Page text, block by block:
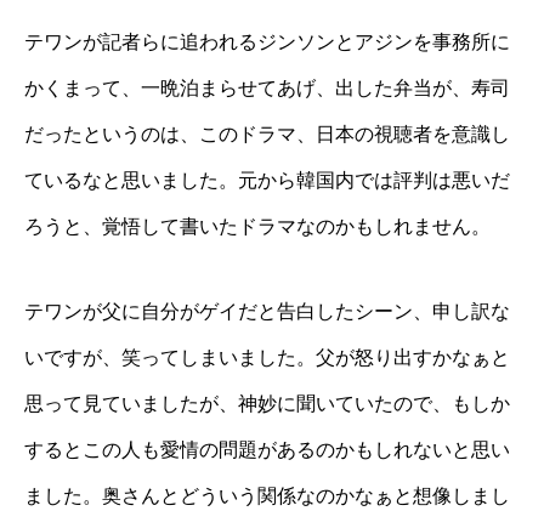
テワンが記者らに追われるジンソンとアジンを事務所に
かくまって、一晩泊まらせてあげ、出した弁当が、寿司
だったというのは、このドラマ、日本の視聴者を意識し
ているなと思いました。元から韓国内では評判は悪いだ
ろうと、覚悟して書いたドラマなのかもしれません。
テワンが父に自分がゲイだと告白したシーン、申し訳な
いですが、笑ってしまいました。父が怒り出すかなぁと
思って見ていましたが、神妙に聞いていたので、もしか
するとこの人も愛情の問題があるのかもしれないと思い
ました。奥さんとどういう関係なのかなぁと想像しまし